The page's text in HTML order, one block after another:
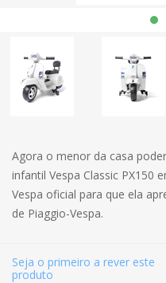
Agora o menor da casa
infantil Vespa Classic PX150
Vespa oficial para que ela
de Piaggio-Vespa.
Seja o primeiro a rever este
produto